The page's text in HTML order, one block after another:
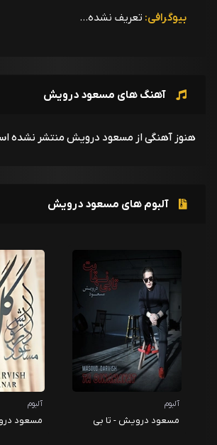
بیوگرافی: تعریف نشده...
آهنگ های مسعود درویش
هنوز آهنگی از مسعود درویش منتشر نشده
آلبوم های مسعود درویش
آلبوم
مسعود درویش - تا بی
آلبوم
مسعود